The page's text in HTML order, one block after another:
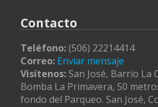
Contacto
Teléfono:(506) 22214414
Correo: Enviar mensaje
Visítenos: San José, Barrio La
Bomba La Primavera, 50
fondo del Parqueo. San José,